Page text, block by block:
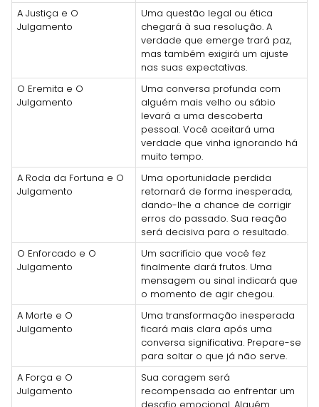
A Justiça e O
Julgamento
Uma questão legal ou ética
chegará à sua resolução. A
verdade que emerge trará paz,
mas também exigirá um ajuste
nas suas expectativas.
O Eremita e O
Julgamento
Uma conversa profunda com
alguém mais velho ou sábio
levará a uma descoberta
pessoal. Você aceitará uma
verdade que vinha ignorando há
muito tempo.
A Roda da Fortuna e O
Julgamento
Uma oportunidade perdida
retornará de forma inesperada,
dando-lhe a chance de corrigir
erros do passado. Sua reação
será decisiva para o resultado.
O Enforcado e O
Julgamento
Um sacrifício que você fez
finalmente dará frutos. Uma
mensagem ou sinal indicará que
o momento de agir chegou.
A Morte e O
Julgamento
Uma transformação inesperada
ficará mais clara após uma
conversa significativa. Prepare-se
para soltar o que já não serve.
A Força e O
Julgamento
Sua coragem será
recompensada ao enfrentar um